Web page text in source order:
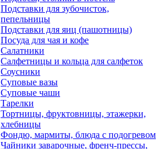
Подставки для зубочисток,
пепельницы
Подставки для яиц (пашотницы)
Посуда для чая и кофе
Салатники
Салфетницы и кольца для салфеток
Соусники
Суповые вазы
Суповые чаши
Тарелки
Тортницы, фруктовницы, этажерки,
хлебницы
Фондю, мармиты, блюда с подогревом
Чайники заварочные, френч-прессы,